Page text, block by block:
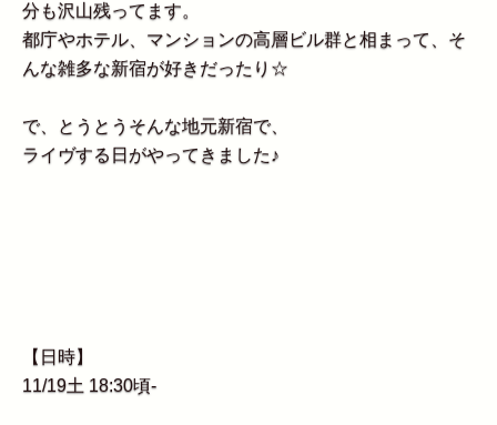
分も沢山残ってます。
都庁やホテル、マンションの高層ビル群と相まって、そ
んな雑多な新宿が好きだったり☆
で、とうとうそんな地元新宿で、
ライヴする日がやってきました♪
【日時】
11/19土 18:30頃-